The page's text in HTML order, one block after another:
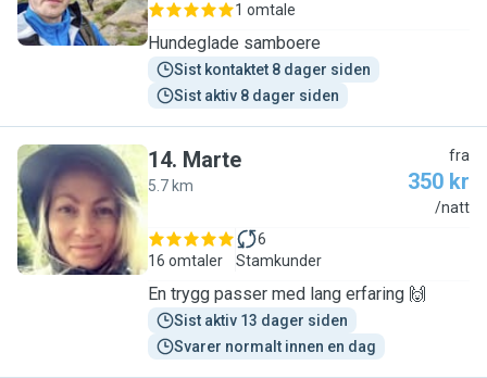
1 omtale
Hundeglade samboere
Sist kontaktet 8 dager siden
Sist aktiv 8 dager siden
M
14. Marte
5.7 km
fra
350 kr
/natt
16 omtaler
6
Stamkunder
En trygg passer med lang erfaring 🙌
Sist aktiv 13 dager siden
Svarer normalt innen en dag